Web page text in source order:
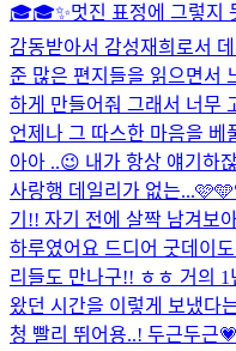
🎓🎓✨멋진 표정에 그렇지
감동받아서 감성재희로서
준 많은 편지들을 읽으면서
하게 만들어줘 그래서 너무
언제나 그 따스한 마음을 베
아아 ..😉 내가 항상 얘기하
사랑행 데일리가 없는...🩷🩵
기!! 자기 전에 살짝 남겨보
하루였어요 드디어 굿데이
리들도 만나구!! ㅎㅎ 거의
왔던 시간을 이렇게 보냈다
청 빨리 뛰어용..! 두근두근